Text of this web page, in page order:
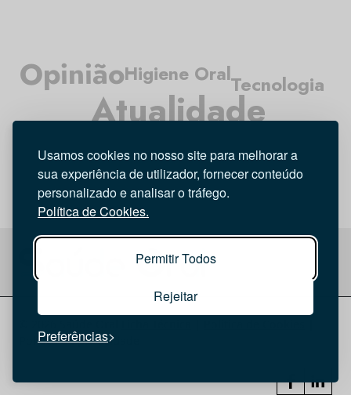
Usamos cookies no nosso site para melhorar a
sua experiência de utilizador, fornecer conteúdo
personalizado e analisar o tráfego.
Política de Cookies.
Permitir Todos
Rejeitar
Preferências
Atualidade
Médicos Dentistas
Higiene Oral
Entrevista
Opinião Tecnologia
Política de privacidade